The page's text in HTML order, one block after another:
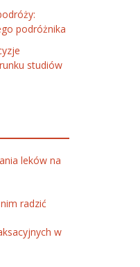
podróżnika
studiów
leków na
radzić
w